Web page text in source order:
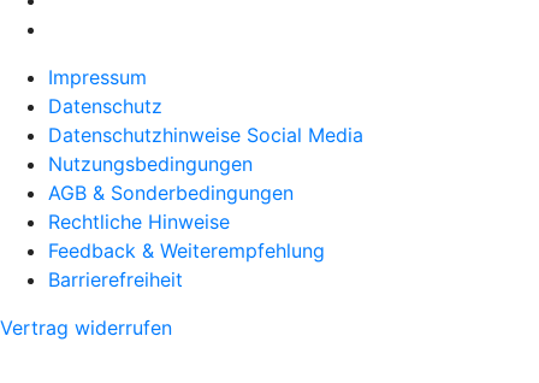
Impressum
Datenschutz
Datenschutzhinweise Social Media
Nutzungsbedingungen
AGB & Sonderbedingungen
Rechtliche Hinweise
Feedback & Weiterempfehlung
Barrierefreiheit
Vertrag widerrufen